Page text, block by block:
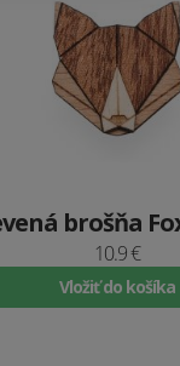
brošňa
10.9 €
Vložiť do košíka